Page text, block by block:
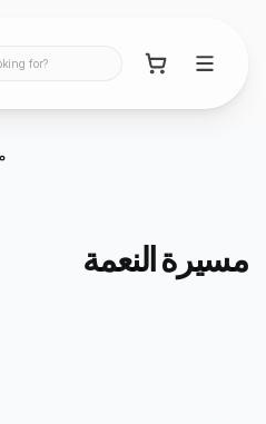
for?
مسيرة النعمة